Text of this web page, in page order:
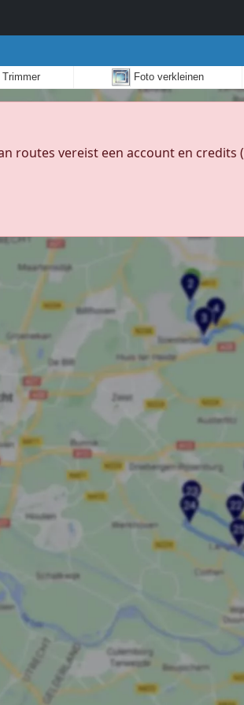
Foto verkleinen
routes vereist een account en credits (